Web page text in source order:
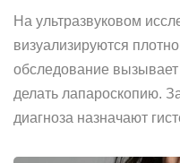
На ультразвуковом
визуализируются
обследование
делать лапароскопию.
диагноза назначают